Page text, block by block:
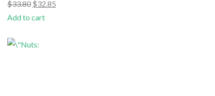
$33.80 $32.85
Add to cart